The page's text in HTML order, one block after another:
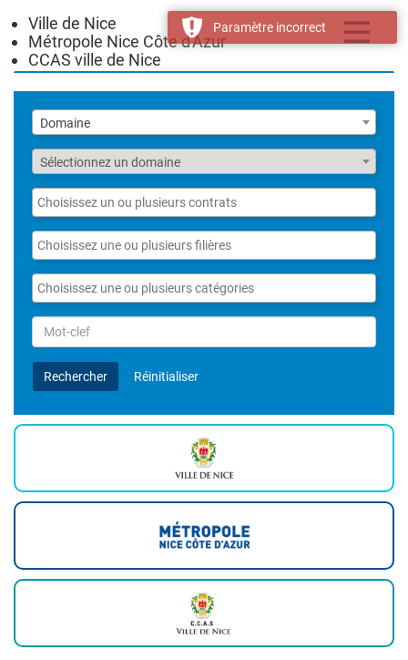
Toggle
Ville de Nice
Métropole Nice Côte d'Azur
CCAS ville de Nice
Liste
des
domaines
Domaine
Fonction
Sélectionnez un domaine
Liste
des
contrats
Liste
des
filières
Liste
des
catégories
Rechercher
par
Mot-
clefRechercher Réinitialiser
Paramètre incorrect